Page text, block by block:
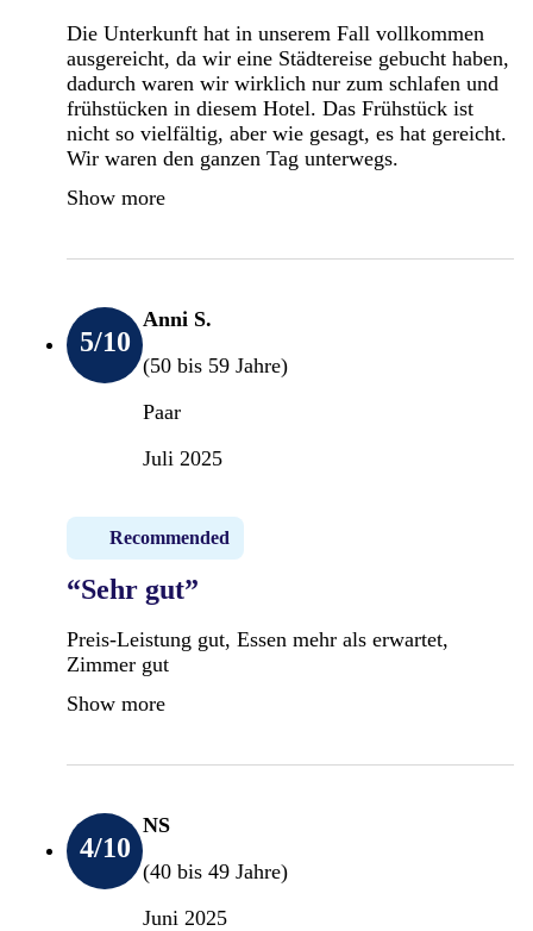
Die Unterkunft hat in unserem Fall vollkommen
ausgereicht, da wir eine Städtereise gebucht haben,
dadurch waren wir wirklich nur zum schlafen und
frühstücken in diesem Hotel. Das Frühstück ist
nicht so vielfältig, aber wie gesagt, es hat gereicht.
Wir waren den ganzen Tag unterwegs.
Show more
5/10
Anni S.
(50 bis 59 Jahre)
Paar
Juli 2025
Recommended
“Sehr gut”
Preis-Leistung gut, Essen mehr als erwartet,
Zimmer gut
Show more
4/10
NS
(40 bis 49 Jahre)
Juni 2025